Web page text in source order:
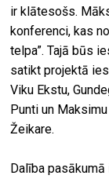
ir klātesošs.
konferenci, kas
telpa”. Tajā būs
satikt projektā
Viku Ekstu,
Punti un
Žeikare.
Dalība